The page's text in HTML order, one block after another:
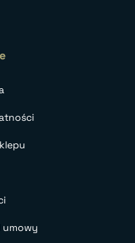
umowy